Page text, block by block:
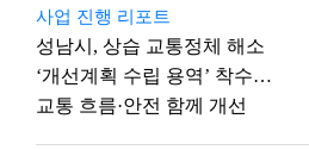
사업 진행 리포트
성남시, 상습 교통정체 해소
‘개선계획 수립 용역’ 착수…
교통 흐름·안전 함께 개선